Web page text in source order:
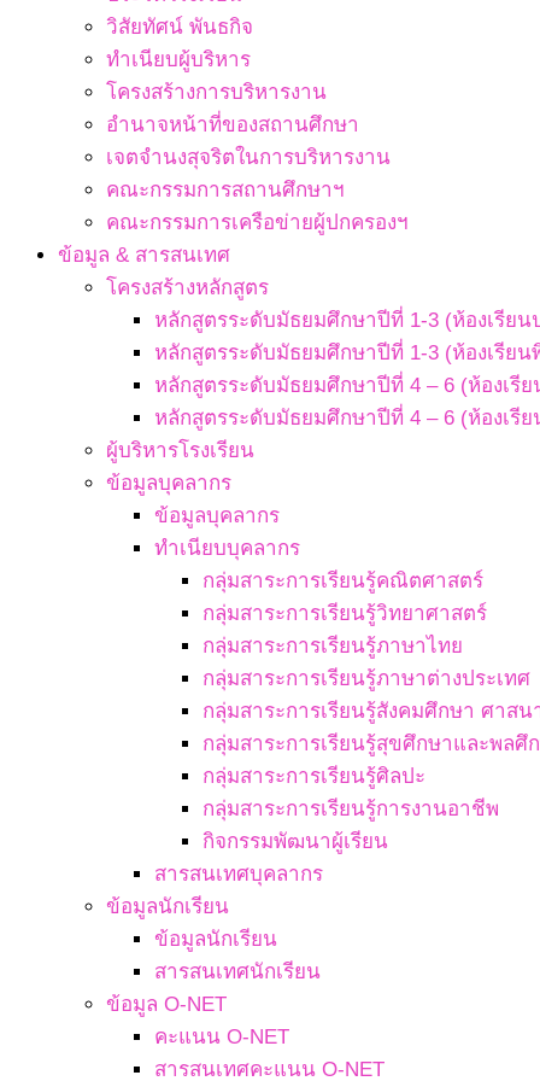
วิสัยทัศน์ พันธกิจ
ทำเนียบผู้บริหาร
โครงสร้างการบริหารงาน
อำนาจหน้าที่ของสถานศึกษา
เจตจํานงสุจริตในการบริหารงาน
คณะกรรมการสถานศึกษาฯ
คณะกรรมการเครือข่ายผู้ปกครองฯ
ข้อมูล & สารสนเทศ
โครงสร้างหลักสูตร
หลักสูตรระดับมัธยมศึกษาปีที่ 1-3 (ห้องเรียน
หลักสูตรระดับมัธยมศึกษาปีที่ 1-3 (ห้องเรียน
หลักสูตรระดับมัธยมศึกษาปีที่ 4 – 6 (ห้องเรี
หลักสูตรระดับมัธยมศึกษาปีที่ 4 – 6 (ห้องเรีย
ผู้บริหารโรงเรียน
ข้อมูลบุคลากร
ข้อมูลบุคลากร
ทำเนียบบุคลากร
กลุ่มสาระการเรียนรู้คณิตศาสตร์
กลุ่มสาระการเรียนรู้วิทยาศาสตร์
กลุ่มสาระการเรียนรู้ภาษาไทย
กลุ่มสาระการเรียนรู้ภาษาต่างประเทศ
กลุ่มสาระการเรียนรู้สังคมศึกษา ศาส
กลุ่มสาระการเรียนรู้สุขศึกษาและพลศึ
กลุ่มสาระการเรียนรู้ศิลปะ
กลุ่มสาระการเรียนรู้การงานอาชีพ
กิจกรรมพัฒนาผู้เรียน
สารสนเทศบุคลากร
ข้อมูลนักเรียน
ข้อมูลนักเรียน
สารสนเทศนักเรียน
ข้อมูล O-NET
คะแนน O-NET
สารสนเทศคะแนน O-NET